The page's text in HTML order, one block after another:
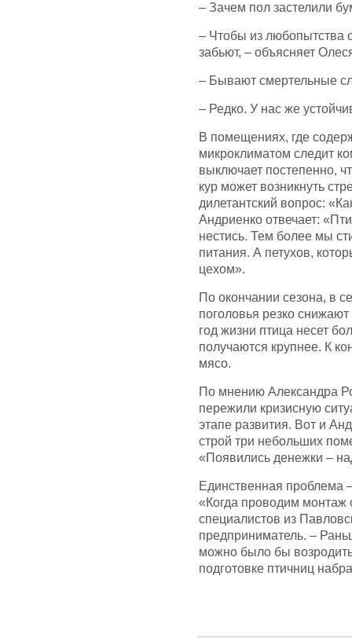
– Зачем пол застелили
– Чтобы из любопытства
забьют, – объясняет
– Бывают смертельные
– Редко. У нас же
В помещениях, где
микроклиматом следит
выключает постепенно,
кур может возникнуть
дилетантский вопрос:
Андриенко отвечает:
нестись. Тем более мы
питания. А петухов,
цехом».
По окончании сезона, в
поголовья резко
год жизни птица несет
получаются крупнее. К
мясо.
По мнению Александра
пережили кризисную
этапе развития. Вот и
строй три небольших
«Появились денежки –
Единственная проблема
«Когда проводим монтаж
специалистов из
предприниматель. –
можно было бы
подготовке птичниц